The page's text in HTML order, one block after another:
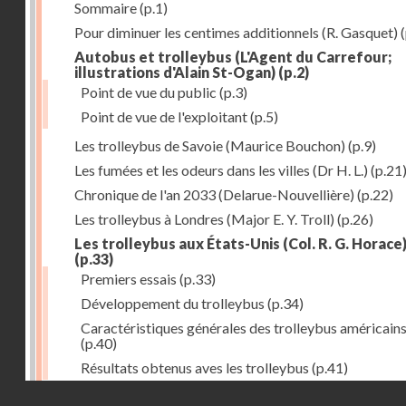
Sommaire(p.1)
Pour diminuer les centimes additionnels (R. Gasquet)
Autobus et trolleybus (L'Agent du Carrefour;
illustrations d'Alain St-Ogan) (p.2)
Point de vue du public (p.3)
Point de vue de l'exploitant(p.5)
Les trolleybus de Savoie (Maurice Bouchon) (p.9)
Les fumées et les odeurs dans les villes (Dr H. L.) (p.21)
Chronique de l'an 2033 (Delarue-Nouvellière) (p.22)
Les trolleybus à Londres (Major E. Y. Troll) (p.26)
Les trolleybus aux États-Unis (Col. R. G. Horace)
(p.33)
Premiers essais (p.33)
Développement du trolleybus (p.34)
Caractéristiques générales des trolleybus américains
(p.40)
Résultats obtenus aves les trolleybus (p.41)